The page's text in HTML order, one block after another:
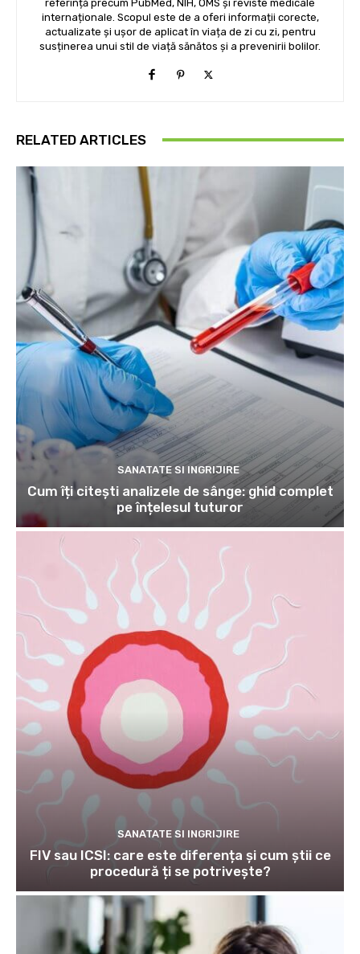
referință precum PubMed, NIH, OMS și reviste medicale
internaționale. Scopul este de a oferi informații corecte,
actualizate și ușor de aplicat în viața de zi cu zi, pentru
susținerea unui stil de viață sănătos și a prevenirii bolilor.
RELATED ARTICLES
SANATATE SI INGRIJIRE
Cum îți citești analizele de sânge: ghid complet
pe înțelesul tuturor
SANATATE SI INGRIJIRE
FIV sau ICSI: care este diferența și cum știi ce
procedură ți se potrivește?